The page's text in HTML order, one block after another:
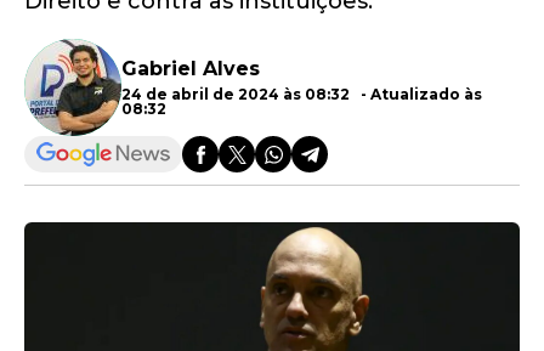
Gabriel Alves
24 de abril de 2024 às 08:32 - Atualizado às
08:32